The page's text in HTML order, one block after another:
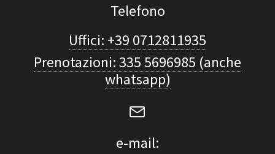
Telefono
Uffici: +39 0712811935
Prenotazioni: 335 5696985 (anche
whatsapp)
e-mail: